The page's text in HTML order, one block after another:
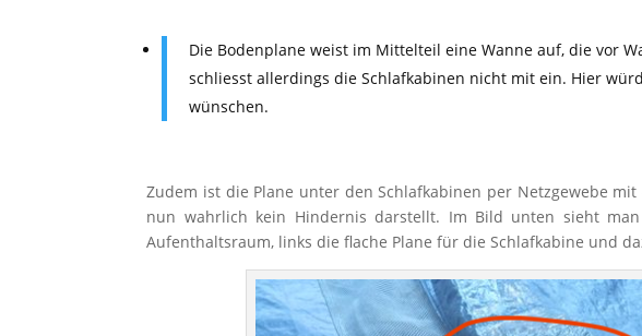
Die Bodenplane weist im Mittelteil eine Wanne auf, die vor
schliesst allerdings die Schlafkabinen nicht mit ein. Hier
wünschen.
Zudem ist die Plane unter den Schlafkabinen per Netzgewebe
nun wahrlich kein Hindernis darstellt. Im Bild unten sieht
Aufenthaltsraum, links die flache Plane für die Schlafkabine und